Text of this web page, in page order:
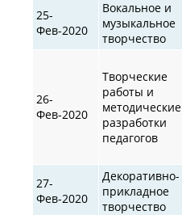
25-
Фев-2020
Вокальное и
музыкальное
творчество
26-
Фев-2020
Творческие
работы и
методические
разработки
педагогов
27-
Фев-2020
Декоративно-
прикладное
творчество